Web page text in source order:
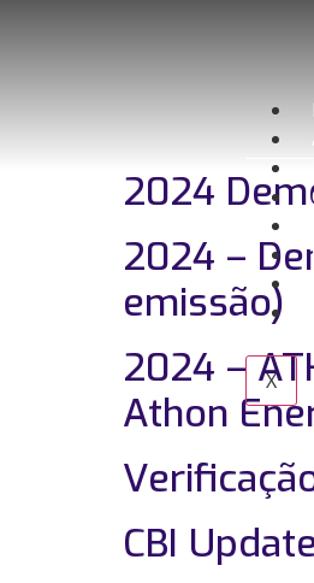
X
2024
2024 –
emissão)
2024 –
Athon
CBI